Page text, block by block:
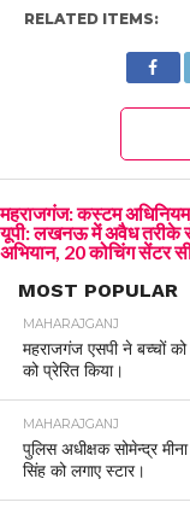
RELATED ITEMS:
महराजगंज: कस्टम अधिनियम
यूपी: लखनऊ में अवैध तरीके
अभियान, 20 कोचिंग सेंटर
MOST POPULAR
MAHARAJGANJ
महराजगंज एसपी ने बच्चों
को प्रेरित किया।
MAHARAJGANJ
पुलिस अधीक्षक सोमेन्द्र
सिंह को लगाए स्टार।